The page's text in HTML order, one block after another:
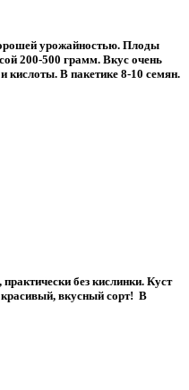
урожайностью. Плоды
200-500 грамм. Вкус очень
кислоты. В пакетике 8-10 семян.
без кислинки. Куст
красивый, вкусный сорт! В